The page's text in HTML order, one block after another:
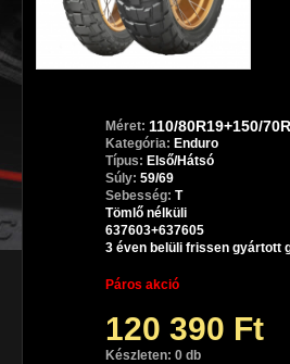
Méret: 110/80R19+150/
Kategória: Enduro
Típus: Első/Hátsó
Súly: 59/69
Sebesség: T
Tömlő nélküli
637603+637605
3 éven belüli frissen gyártott
Páros akció
120 390 Ft
Készleten: 0 db